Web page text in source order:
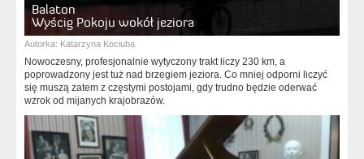
Balaton
Wyścig Pokoju wokół jeziora
Autorka: Katarzyna Kociuba
Nowoczesny, profesjonalnie wytyczony trakt liczy 230 km, a
poprowadzony jest tuż nad brzegiem jeziora. Co mniej odporni liczyć
się muszą zatem z częstymi postojami, gdy trudno będzie oderwać
wzrok od mijanych krajobrazów.